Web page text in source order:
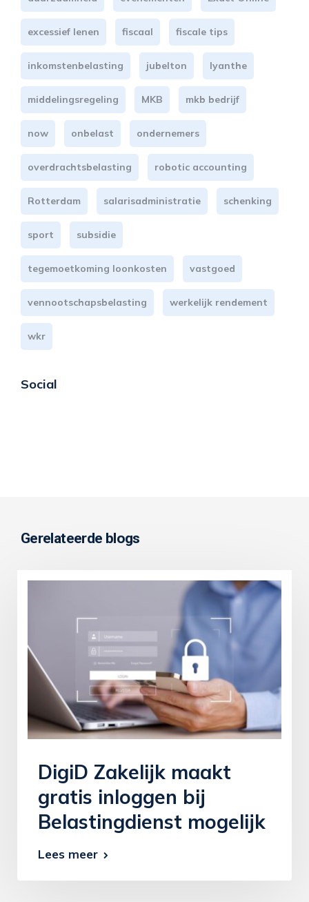
excessief lenen fiscaal fiscale tips
inkomstenbelasting jubelton lyanthe
middelingsregeling MKB mkb bedrijf
now onbelast ondernemers
overdrachtsbelasting robotic accounting
Rotterdam salarisadministratie schenking
sport subsidie
tegemoetkoming loonkosten vastgoed
vennootschapsbelasting werkelijk rendement
wkr
Social
Gerelateerde blogs
DigiD Zakelijk maakt
gratis inloggen bij
Belastingdienst mogelijk
Lees meer